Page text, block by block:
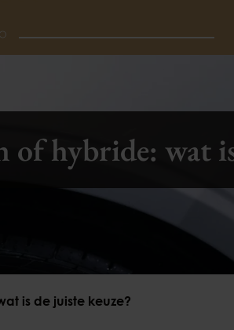
of hybride: wat
is de juiste keuze?